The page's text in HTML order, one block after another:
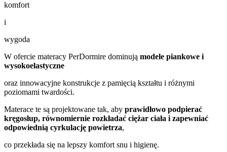
komfort
i
wygoda
W ofercie materacy PerDormire dominują modele piankowe i
wysokoelastyczne
oraz innowacyjne konstrukcje z pamięcią kształtu i różnymi
poziomami twardości.
Materace te są projektowane tak, aby prawidłowo podpierać
kręgosłup, równomiernie rozkładać ciężar ciała i zapewniać
odpowiednią cyrkulację powietrza,
co przekłada się na lepszy komfort snu i higienę.